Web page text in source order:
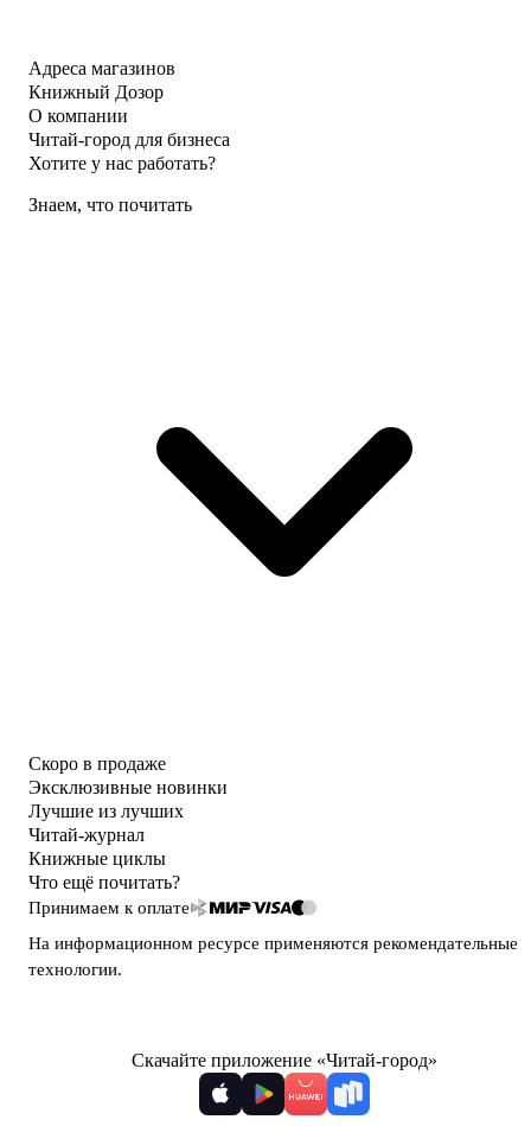
Адреса магазинов
Книжный Дозор
О компании
Читай-город для бизнеса
Хотите у нас работать?
Знаем, что почитать
Скоро в продаже
Эксклюзивные новинки
Лучшие из лучших
Читай-журнал
Книжные циклы
Что ещё почитать?
Принимаем к оплате
На информационном ресурсе применяются рекомендательные
технологии.
Скачайте приложение «Читай-город»